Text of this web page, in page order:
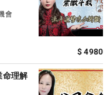
會
$ 4980
命理解